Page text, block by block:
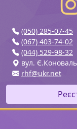
(050) 285-07-45
(067) 403-74-02
(044) 529-98-32
вул.
rhf@ukr.net